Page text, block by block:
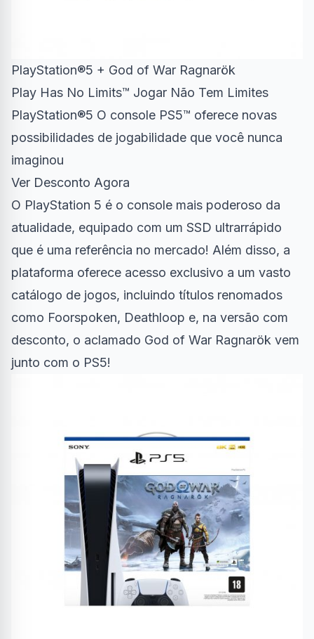
PlayStation®5 + God of War Ragnarök
Play Has No Limits™ Jogar Não Tem Limites
PlayStation®5 O console PS5™ oferece novas
possibilidades de jogabilidade que você nunca
imaginou
Ver Desconto Agora
O PlayStation 5 é o console mais poderoso da
atualidade, equipado com um SSD ultrarrápido
que é uma referência no mercado! Além disso, a
plataforma oferece acesso exclusivo a um vasto
catálogo de jogos, incluindo títulos renomados
como Foorspoken, Deathloop e, na versão com
desconto, o aclamado God of War Ragnarök vem
junto com o PS5!